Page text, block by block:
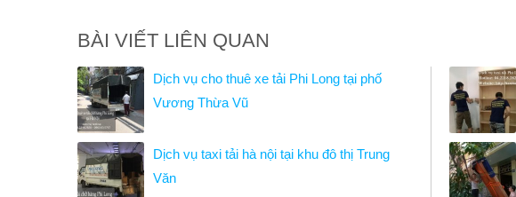
BÀI VIẾT LIÊN QUAN
Dịch vụ cho thuê xe tải Phi Long tại phố
Vương Thừa Vũ
Dịch vụ taxi tải hà nội tại khu đô thị Trung
Văn